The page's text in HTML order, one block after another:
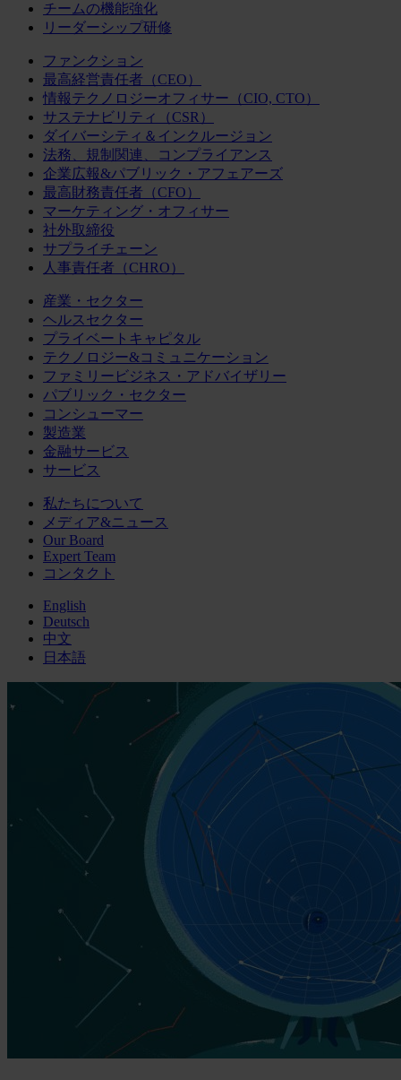
チームの機能強化
リーダーシップ研修
ファンクション
最高経営責任者（CEO）
情報テクノロジーオフィサー（CIO, CTO）
サステナビリティ（CSR）
ダイバーシティ＆インクルージョン
法務、規制関連、コンプライアンス
企業広報&パブリック・アフェアーズ
最高財務責任者（CFO）
マーケティング・オフィサー
社外取締役
サプライチェーン
人事責任者（CHRO）
産業・セクター
ヘルスセクター
プライベートキャピタル
テクノロジー&コミュニケーション
ファミリービジネス・アドバイザリー
パブリック・セクター
コンシューマー
製造業
金融サービス
サービス
私たちについて
メディア&ニュース
Our Board
Expert Team
コンタクト
English
Deutsch
中文
日本語